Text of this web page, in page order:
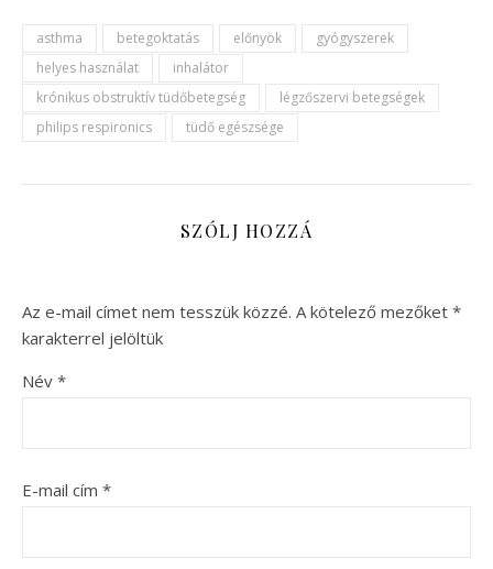
asthma betegoktatás előnyök
gyógyszerek
helyes használat
inhalátor
krónikus obstruktív tüdőbetegség
légzőszervi betegségek
philips respironics
tüdő egészsége
SZÓLJ HOZZÁ
Az e-mail címet nem tesszük közzé. A kötelező mezőket *
karakterrel jelöltük
Név *
E-mail cím *